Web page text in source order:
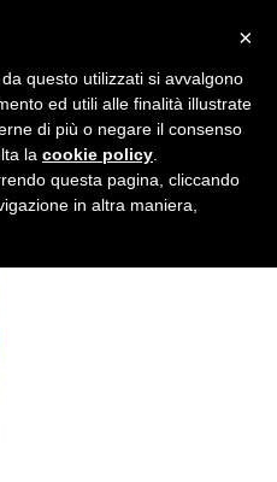
4af0-
×
questo utilizzati si avvalgono
ed utili alle finalità illustrate
di più o negare il consenso
la cookie policy
questa pagina, cliccando
in altra maniera,